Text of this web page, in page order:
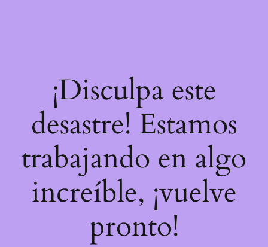
¡Disculpa este
desastre! Estamos
trabajando en algo
increíble, ¡vuelve
pronto!